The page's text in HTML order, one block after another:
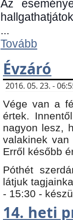
Az
...
Tovább
Évzáró
2016. 05. 23. -
Vége van a
értek.
nagyon lesz,
valakinek
Erről később
Póthét
látjuk
- 15:30 -
14. heti